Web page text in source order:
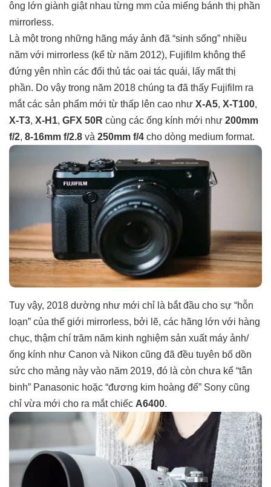
ông lớn giành giật nhau từng mm của miếng bánh thị phần
mirrorless.
Là một trong những hãng máy ảnh đã “sinh sống” nhiều
năm với mirrorless (kể từ năm 2012), Fujifilm không thể
đứng yên nhìn các đối thủ tác oai tác quái, lấy mất thị
phần. Do vậy trong năm 2018 chúng ta đã thấy Fujifilm ra
mắt các sản phẩm mới từ thấp lên cao như X-A5, X-T100,
X-T3, X-H1, GFX 50R cùng các ống kính mới như 200mm
f/2, 8-16mm f/2.8 và 250mm f/4 cho dòng medium format.
Tuy vậy, 2018 dường như mới chỉ là bắt đầu cho sự “hỗn
loạn” của thế giới mirrorless, bởi lẽ, các hãng lớn với hàng
chục, thậm chí trăm năm kinh nghiệm sản xuất máy ảnh/
ống kính như Canon và Nikon cũng đã đều tuyên bố dồn
sức cho mảng này vào năm 2019, đó là còn chưa kể “tân
binh” Panasonic hoặc “đương kim hoàng đế” Sony cũng
chỉ vừa mới cho ra mắt chiếc A6400.